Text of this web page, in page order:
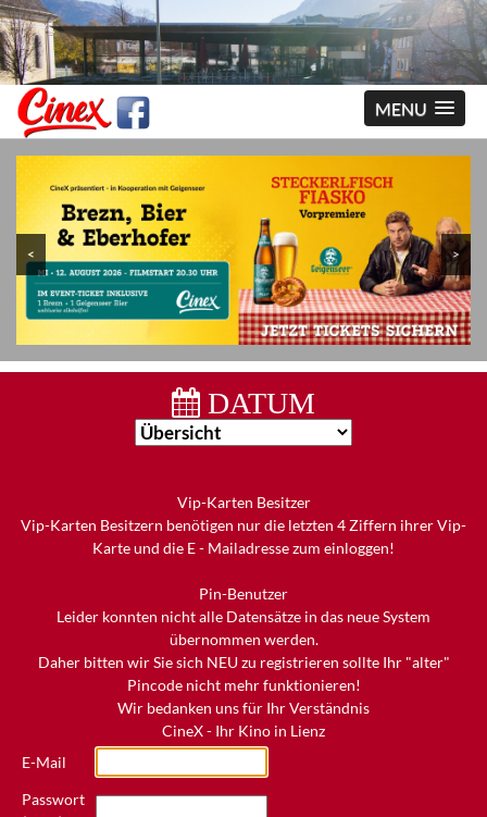
MENU
< >
DATUM
Vip-Karten Besitzer
Vip-Karten Besitzern benötigen nur die letzten 4 Ziffern ihrer Vip-
Karte und die E - Mailadresse zum einloggen!
Pin-Benutzer
Leider konnten nicht alle Datensätze in das neue System
übernommen werden.
Daher bitten wir Sie sich NEU zu registrieren sollte Ihr "alter"
Pincode nicht mehr funktionieren!
Wir bedanken uns für Ihr Verständnis
CineX - Ihr Kino in Lienz
E-Mail
Passwort